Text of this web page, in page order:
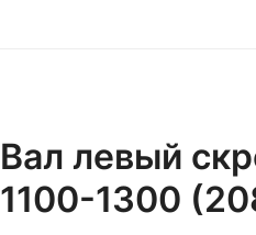
Вал левый
1100-1300